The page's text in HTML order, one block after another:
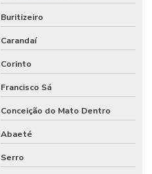
Buritizeiro
Carandaí
Corinto
Francisco Sá
Conceição do Mato Dentro
Abaeté
Serro